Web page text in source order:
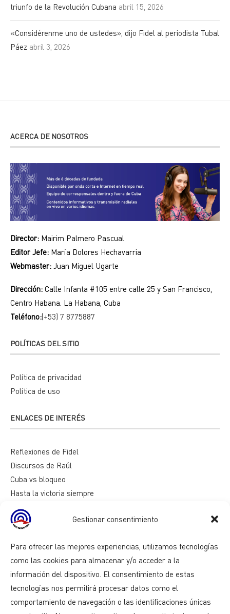
Gestionar consentimiento
Para ofrecer las mejores experiencias, utilizamos tecnologías
como las cookies para almacenar y/o acceder a la
información del dispositivo. El consentimiento de estas
tecnologías nos permitirá procesar datos como el
comportamiento de navegación o las identificaciones únicas
triunfo de la Revolución Cubana abril 15, 2026
«Considérenme uno de ustedes», dijo Fidel al periodista Tubal
Páez abril 3, 2026
ACERCA DE NOSOTROS
Director: Mairim Palmero Pascual
Editor Jefe: María Dolores Hechavarria
Webmaster: Juan Miguel Ugarte
Dirección: Calle Infanta #105 entre calle 25 y San Francisco,
Centro Habana. La Habana, Cuba
Teléfono:(+53) 7 8775887
POLÍTICAS DEL SITIO
Política de privacidad
Política de uso
ENLACES DE INTERÉS
Reflexiones de Fidel
Discursos de Raúl
Cuba vs bloqueo
Hasta la victoria siempre
Mesa redonda
Razones de Cuba